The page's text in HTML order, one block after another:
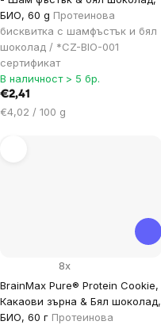
БИО, 60 g Протеинова
бисквитка с шамфъстък и бял
шоколад / *CZ-BIO-001
сертификат
В наличност > 5 бр.
€2,41
Цена
€4,02 / 100 g
BrainMax Pure® Protein Cookie,
Какаови зърна & Бял шоколад,
БИО, 60 г Протеинова
8x